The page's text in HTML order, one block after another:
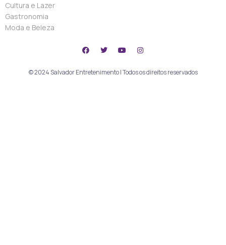
Cultura e Lazer
Gastronomia
Moda e Beleza
© 2024 Salvador Entretenimento | Todos os direitos reservados